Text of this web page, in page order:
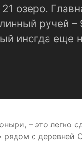
озеро.
ручей –
иногда еще
– это легко
рядом с деревней